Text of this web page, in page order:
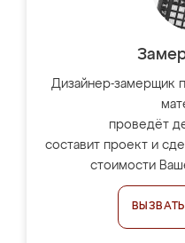
Дизайнер-замерщик
проведёт
составит проект и
стоимости